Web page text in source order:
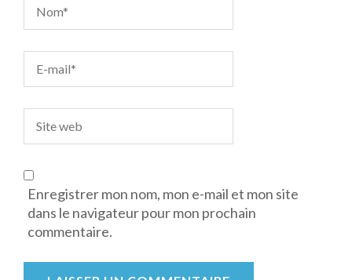
Enregistrer mon nom, mon e-mail et mon site
dans le navigateur pour mon prochain
commentaire.